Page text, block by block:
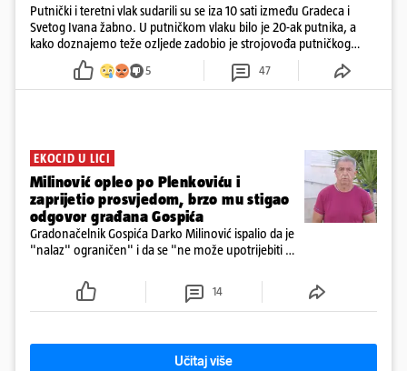
Putnički i teretni vlak sudarili su se iza 10 sati između Gradeca i
Svetog Ivana žabno. U putničkom vlaku bilo je 20-ak putnika, a
kako doznajemo teže ozljede zadobio je strojovođa putničkog
vlaka. Zatvoren je promet, a fotoreporteri Prigorskog objavili su
prve snimke s mjesta sudara
5 47
EKOCID U LICI
Milinović opleo po Plenkoviću i
zaprijetio prosvjedom, brzo mu stigao
odgovor građana Gospića
Gradonačelnik Gospića Darko Milinović ispalio da je
"nalaz" ograničen" i da se "ne može upotrijebiti za
ga je naručio Uskok i da je dio spisa
14
Učitaj više